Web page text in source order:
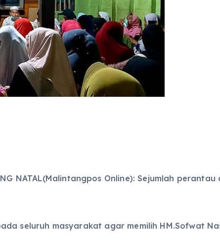
NATAL(Malintangpos Online): Sejumlah
seluruh masyarakat agar memilih HM.Sofwat